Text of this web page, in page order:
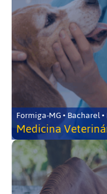
Formiga-MG • Bacharel
Medicina